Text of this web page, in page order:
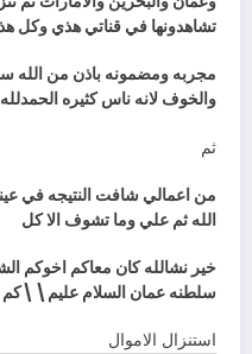
تشاهدونها في قناتي هذي وكل
مجربه ومضمونه باذن من الله
والخوف لانه ناس كثيره
ثم
من اعمالي شافت النتيجه في
الله ثم علي وما تشوف الا كل
خير نشالله كان معاكم اخوكم
سلطنه عمان السلام عليم\\كم
استنزال الاموال